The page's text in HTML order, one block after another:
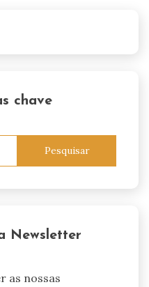
chave
Newsletter
as nossas